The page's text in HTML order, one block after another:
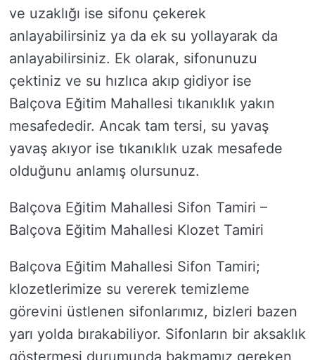
ve uzaklığı ise sifonu çekerek
anlayabilirsiniz ya da ek su yollayarak da
anlayabilirsiniz. Ek olarak, sifonunuzu
çektiniz ve su hızlıca akıp gidiyor ise
Balçova Eğitim Mahallesi tıkanıklık yakın
mesafededir. Ancak tam tersi, su yavaş
yavaş akıyor ise tıkanıklık uzak mesafede
olduğunu anlamış olursunuz.
Balçova Eğitim Mahallesi Sifon Tamiri –
Balçova Eğitim Mahallesi Klozet Tamiri
Balçova Eğitim Mahallesi Sifon Tamiri;
klozetlerimize su vererek temizleme
görevini üstlenen sifonlarımız, bizleri bazen
yarı yolda bırakabiliyor. Sifonların bir aksaklık
göstermesi durumunda bakmamız gereken